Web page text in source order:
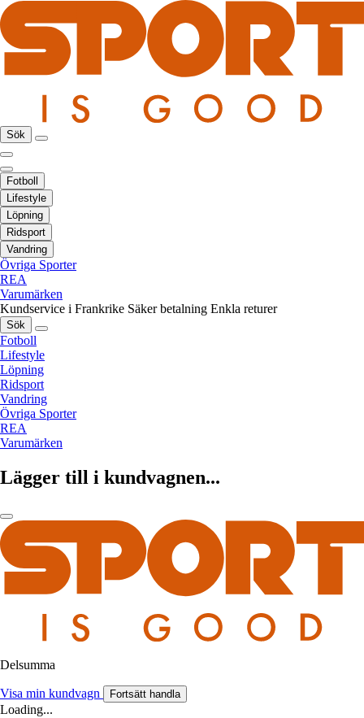
Sök
Fotboll
Lifestyle
Löpning
Ridsport
Vandring
Övriga Sporter
REA
Varumärken
Kundservice i Frankrike Säker betalning Enkla returer
Sök
Fotboll
Lifestyle
Löpning
Ridsport
Vandring
Övriga Sporter
REA
Varumärken
Lägger till i kundvagnen...
Delsumma
Visa min kundvagn Fortsätt handla
Loading...